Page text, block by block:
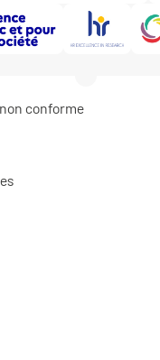
conforme